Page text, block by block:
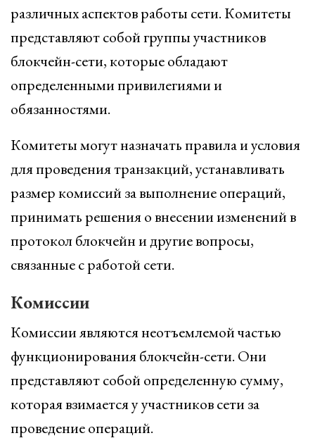
различных аспектов работы сети. Комитеты
представляют собой группы участников
блокчейн-сети, которые обладают
определенными привилегиями и
обязанностями.
Комитеты могут назначать правила и условия
для проведения транзакций, устанавливать
размер комиссий за выполнение операций,
принимать решения о внесении изменений в
протокол блокчейн и другие вопросы,
связанные с работой сети.
Комиссии
Комиссии являются неотъемлемой частью
функционирования блокчейн-сети. Они
представляют собой определенную сумму,
которая взимается у участников сети за
проведение операций.